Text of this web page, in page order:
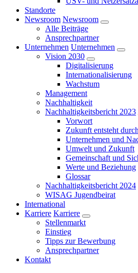
Standorte
Newsroom Newsroom
Alle Beiträge
Ansprechpartner
Unternehmen Unternehmen
Vision 2030
Digitalisierung
Internationalisierung
Wachstum
Management
Nachhaltigkeit
Nachhaltigkeitsbericht 2023
Vorwort
Zukunft entsteht
Unternehmen und
Umwelt und Zukunft
Gemeinschaft und
Werte und Beziehung
Glossar
Nachhaltigkeitsbericht 2024
WISAG Jugendbeirat
International
Karriere Karriere
Stellenmarkt
Einstieg
Tipps zur Bewerbung
Ansprechpartner
Kontakt